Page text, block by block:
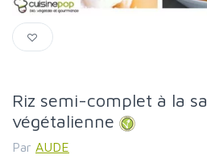
Riz semi-complet à la
végétalienne
Par AUDE